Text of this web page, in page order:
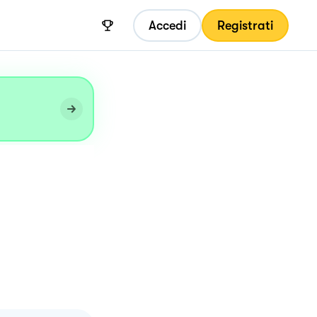
Accedi Registrati